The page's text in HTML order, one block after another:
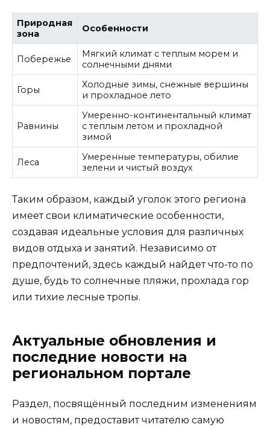
Природная
зона
Особенности
Побережье
Мягкий климат с теплым морем и
солнечными днями
Горы
Холодные зимы, снежные вершины
и прохладное лето
Равнины
Умеренно-континентальный климат
с теплым летом и прохладной
зимой
Леса
Умеренные температуры, обилие
зелени и чистый воздух
Таким образом, каждый уголок этого региона
имеет свои климатические особенности,
создавая идеальные условия для различных
видов отдыха и занятий. Независимо от
предпочтений, здесь каждый найдет что-то по
душе, будь то солнечные пляжи, прохлада гор
или тихие лесные тропы.
Актуальные обновления и
последние новости на
региональном портале
Раздел, посвящённый последним изменениям
и новостям, предоставит читателю самую